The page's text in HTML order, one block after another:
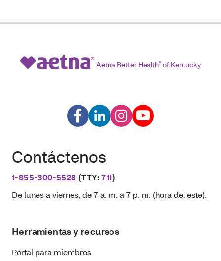
Aetna Better Health® of Kentucky
Contáctenos
1-855-300-5528 (TTY:711)
De lunes a viernes, de 7 a. m. a 7 p. m. (hora del este).
Herramientas y recursos
Portal para miembros